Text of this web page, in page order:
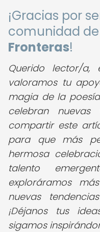
¡Gracias por
comunidad de
Fronteras!
Querido lector/a,
valoramos tu
magia de la
celebran
compartir este
para que más
hermosa
talento
exploráramos
nuevas
¡Déjanos tus
sigamos